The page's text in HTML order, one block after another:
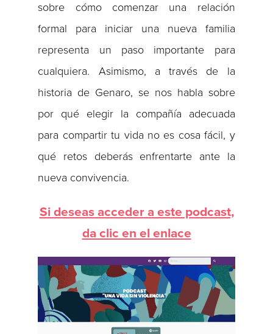
sobre cómo comenzar una relación
formal para iniciar una nueva familia
representa un paso importante para
cualquiera. Asimismo, a través de la
historia de Genaro, se nos habla sobre
por qué elegir la compañía adecuada
para compartir tu vida no es cosa fácil, y
qué retos deberás enfrentarte ante la
nueva convivencia.
Si deseas acceder a este podcast,
da clic en el enlace